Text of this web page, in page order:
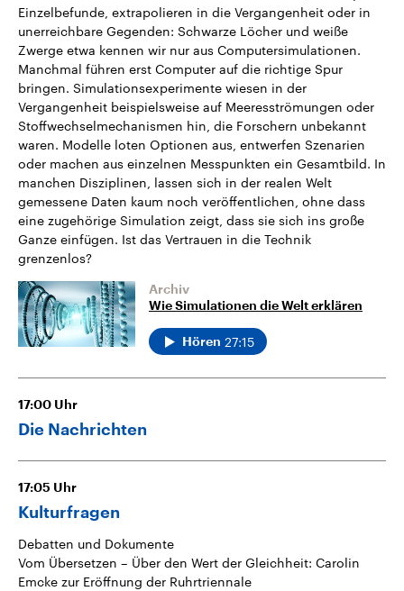
Einzelbefunde, extrapolieren in die Vergangenheit oder in
unerreichbare Gegenden: Schwarze Löcher und weiße
Zwerge etwa kennen wir nur aus Computersimulationen.
Manchmal führen erst Computer auf die richtige Spur
bringen. Simulationsexperimente wiesen in der
Vergangenheit beispielsweise auf Meeresströmungen oder
Stoffwechselmechanismen hin, die Forschern unbekannt
waren. Modelle loten Optionen aus, entwerfen Szenarien
oder machen aus einzelnen Messpunkten ein Gesamtbild. In
manchen Disziplinen, lassen sich in der realen Welt
gemessene Daten kaum noch veröffentlichen, ohne dass
eine zugehörige Simulation zeigt, dass sie sich ins große
Ganze einfügen. Ist das Vertrauen in die Technik
grenzenlos?
Archiv
Wie Simulationen die Welt erklären
Hören 27:15
17:00 Uhr
Die Nachrichten
17:05 Uhr
Kulturfragen
Debatten und Dokumente
Vom Übersetzen – Über den Wert der Gleichheit: Carolin
Emcke zur Eröffnung der Ruhrtriennale